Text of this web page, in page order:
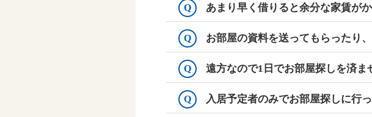
Q あまり早く借りると余分な家賃が
Q お部屋の資料を送ってもらったり
Q 遠方なので1日でお部屋探しを済ま
Q 入居予定者のみでお部屋探しに行